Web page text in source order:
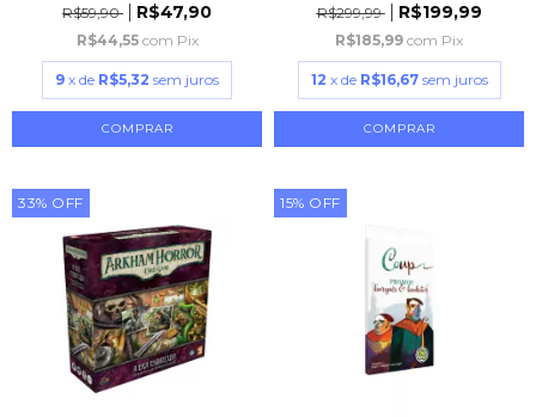
R$59,90
R$47,90
R$44,55 com Pix
9 x de R$5,32 sem juros
R$299,99
R$199,99
R$185,99 com Pix
12 x de R$16,67 sem juros
33% OFF 15% OFF